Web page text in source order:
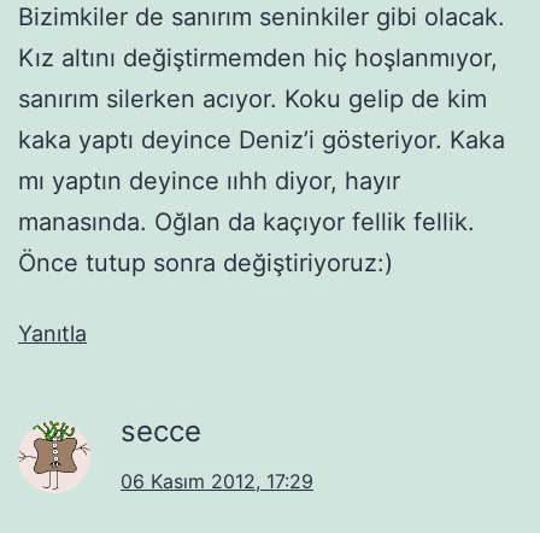
Bizimkiler de sanırım seninkiler gibi olacak.
Kız altını değiştirmemden hiç hoşlanmıyor,
sanırım silerken acıyor. Koku gelip de kim
kaka yaptı deyince Deniz’i gösteriyor. Kaka
mı yaptın deyince ııhh diyor, hayır
manasında. Oğlan da kaçıyor fellik fellik.
Önce tutup sonra değiştiriyoruz:)
Yanıtla
secce
06 Kasım 2012, 17:29